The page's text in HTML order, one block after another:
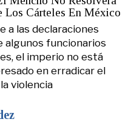
Los Cárteles En México
a las declaraciones
algunos funcionarios
el imperio no está
en erradicar el
violencia